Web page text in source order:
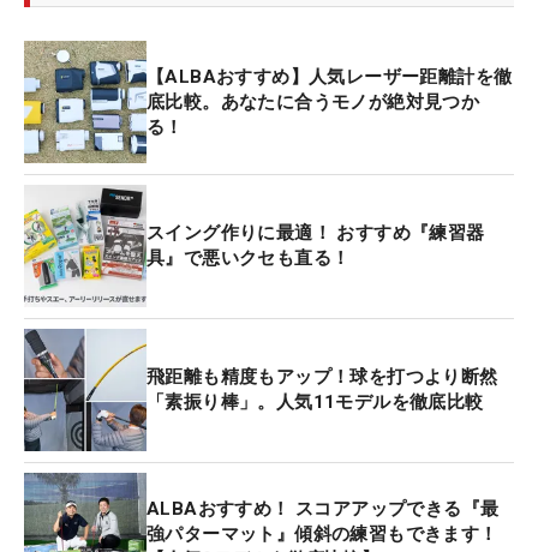
【ALBAおすすめ】人気レーザー距離計を徹
底比較。あなたに合うモノが絶対見つか
る！
スイング作りに最適！ おすすめ『練習器
具』で悪いクセも直る！
飛距離も精度もアップ！球を打つより断然
「素振り棒」。人気11モデルを徹底比較
ALBAおすすめ！ スコアアップできる『最
強パターマット』傾斜の練習もできます！